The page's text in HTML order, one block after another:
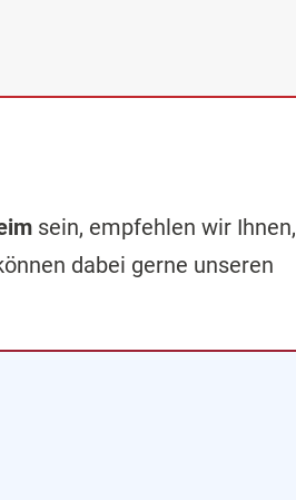
sein, empfehlen wir Ihnen,
dabei gerne unseren